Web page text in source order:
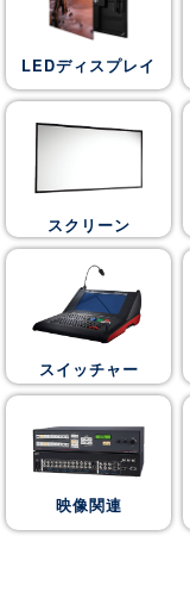
LEDディスプレイ
スクリーン
スイッチャー
映像関連